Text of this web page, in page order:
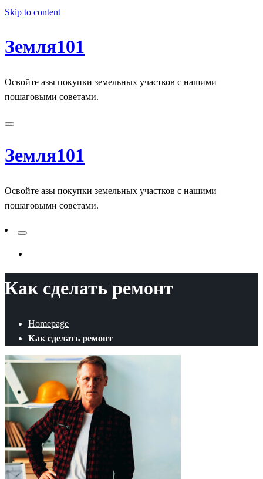
Skip to content
Земля101
Освойте азы покупки земельных участков с нашими
пошаговыми советами.
Земля101
Освойте азы покупки земельных участков с нашими
пошаговыми советами.
Как сделать ремонт
Homepage
Как сделать ремонт